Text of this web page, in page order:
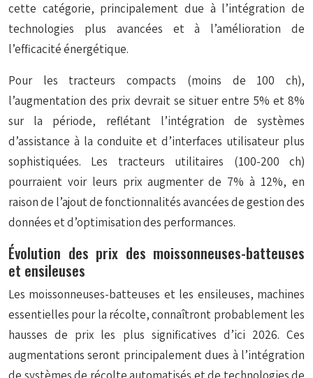
cette catégorie, principalement due à l’intégration de
technologies plus avancées et à l’amélioration de
l’efficacité énergétique.
Pour les tracteurs compacts (moins de 100 ch),
l’augmentation des prix devrait se situer entre 5% et 8%
sur la période, reflétant l’intégration de systèmes
d’assistance à la conduite et d’interfaces utilisateur plus
sophistiquées. Les tracteurs utilitaires (100-200 ch)
pourraient voir leurs prix augmenter de 7% à 12%, en
raison de l’ajout de fonctionnalités avancées de gestion des
données et d’optimisation des performances.
Évolution des prix des moissonneuses-batteuses
et ensileuses
Les moissonneuses-batteuses et les ensileuses, machines
essentielles pour la récolte, connaîtront probablement les
hausses de prix les plus significatives d’ici 2026. Ces
augmentations seront principalement dues à l’intégration